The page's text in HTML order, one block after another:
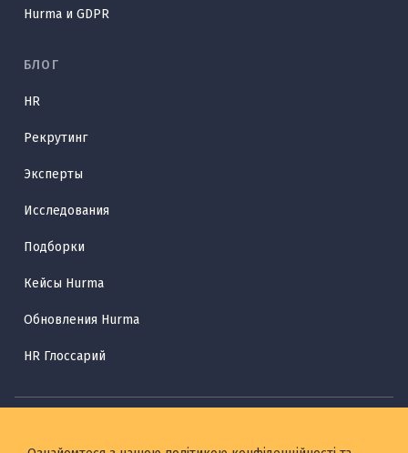
Hurma и GDPR
БЛОГ
HR
Рекрутинг
Эксперты
Исследования
Подборки
Кейсы Hurma
Обновления Hurma
HR Глоссарий